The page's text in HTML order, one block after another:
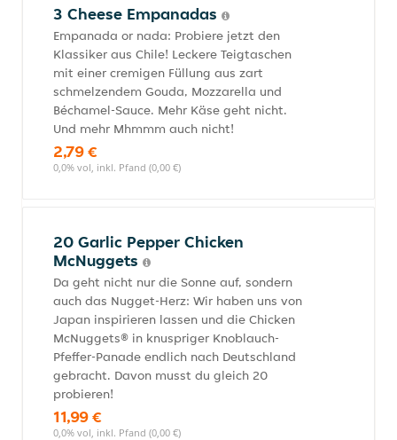
3 Cheese Empanadas
Empanada or nada: Probiere jetzt den
Klassiker aus Chile! Leckere Teigtaschen
mit einer cremigen Füllung aus zart
schmelzendem Gouda, Mozzarella und
Béchamel-Sauce. Mehr Käse geht nicht.
Und mehr Mhmmm auch nicht!
2,79 €
0,0% vol, inkl. Pfand (0,00 €)
20 Garlic Pepper Chicken
McNuggets
Da geht nicht nur die Sonne auf, sondern
auch das Nugget-Herz: Wir haben uns von
Japan inspirieren lassen und die Chicken
McNuggets® in knuspriger Knoblauch-
Pfeffer-Panade endlich nach Deutschland
gebracht. Davon musst du gleich 20
probieren!
11,99 €
0,0% vol, inkl. Pfand (0,00 €)